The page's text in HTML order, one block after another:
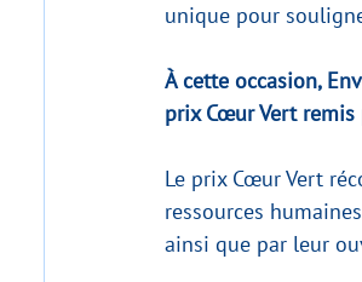
unique pour
À cette occasion,
prix Cœur Vert
Le prix Cœur Vert
ressources
ainsi que par leur